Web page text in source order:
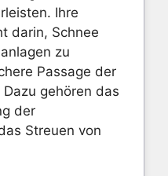
Ihre
darin, Schnee
zu
Passage der
gehören das
der
Streuen von